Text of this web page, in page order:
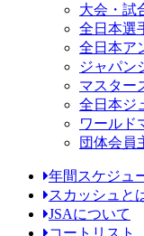
大会・試
全日本選
全日本ア
ジャパン
マスター
全日本ジ
ワールド
団体会員
年間スケジュ
スカッシュと
JSAについて
コートリスト